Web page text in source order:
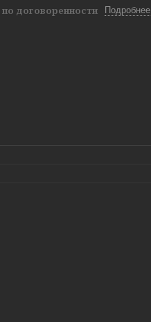
по договоренности Подробнее